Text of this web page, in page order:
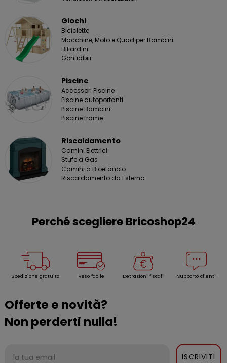
Giochi
Biciclette
Macchine, Moto e Quad per Bambini
Biliardini
Gonfiabili
Piscine
Accessori Piscine
Piscine autoportanti
Piscine Bambini
Piscine frame
Riscaldamento
Camini Elettrici
Stufe a Gas
Camini a Bioetanolo
Riscaldamento da Esterno
Perché scegliere Bricoshop24
Spedizione gratuita Reso facile Detrazioni fiscali Supporto clienti
Offerte e novità?
Non perderti nulla!
ISCRIVITI